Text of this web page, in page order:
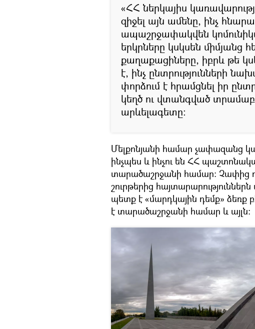
«ՀՀ ներկայիս
զիջել այն ամենը, ինչ
ապաշրջափակվեն
երկրները կսկսեն միմյանց
քաղաքացիները, իբրև թե
է, ինչ ընտրությունների
փորձում է հրամցնել իր
կեղծ ու վտանգված
արևելագետը։
Մելքոնյանի համար չափազանց
ինչպես և ինչու են ՀՀ
տարածաշրջանի համար։ Չափից
շուրթերից
պետք է «մարդկային դեմք»
է տարածաշրջանի համար և այլն։